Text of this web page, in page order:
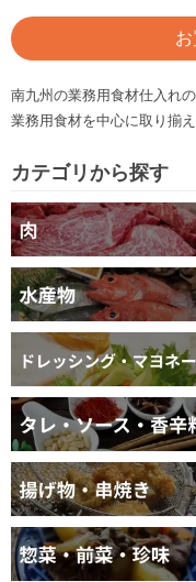
南九州の業務用食材仕入れ
業務用食材を中心に取り揃え
カテゴリから探す